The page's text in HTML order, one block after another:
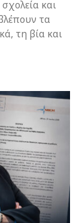
και
τα
τη βία και